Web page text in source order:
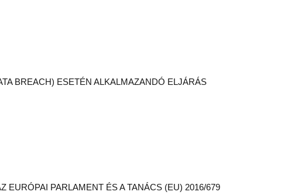
BREACH) ESETÉN ALKALMAZANDÓ ELJÁRÁS
EURÓPAI PARLAMENT ÉS A TANÁCS (EU) 2016/679